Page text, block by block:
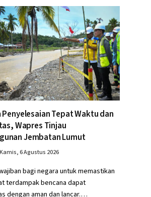
Tepat Waktu dan
Wapres Tinjau
Jembatan Lumut
Kamis, 6 Agustus 2026
bagi negara untuk memastikan
terdampak bencana dapat
dengan aman dan lancar.…